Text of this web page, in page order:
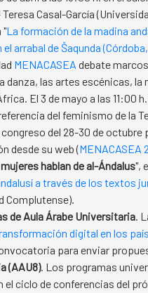
Teresa Casal-García
"La formación de la madina
arrabal de Šaqunda
MENACASEA debate
danza, las artes escénicas,
El 3 de mayo a las 11:00
del feminismo de la
del 28-30 de
desde su web (MENACASEA
hablan de al-Ándalus",
a través de los textos
Complutense).
de Aula Árabe Universitaria.
digital en los
para enviar
(AAU8). Los programas
el ciclo de conferencias del